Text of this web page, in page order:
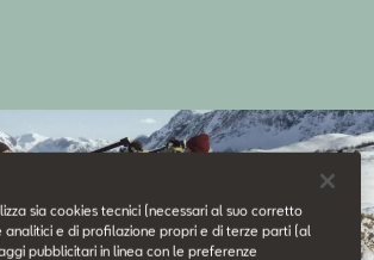
sia cookies tecnici (necessari al suo corretto
analitici e di profilazione propri e di terze parti (al
pubblicitari in linea con le preferenze